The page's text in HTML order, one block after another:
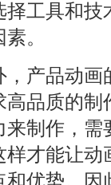
择工具和技
。
，产品动
高品质的制
来制作，需
样才能让动